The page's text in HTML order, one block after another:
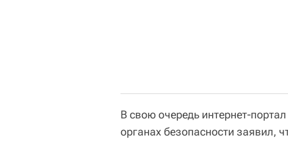
В свою очередь интернет-
органах безопасности заявил,